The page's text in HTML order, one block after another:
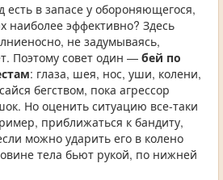
есть в запасе у обороняющегося,
наиболее эффективно? Здесь
не задумываясь,
Поэтому совет один — бей по
: глаза, шея, нос, уши, колени,
бегством, пока агрессор
Но оценить ситуацию все-таки
приближаться к бандиту,
можно ударить его в колено
тела бьют рукой, по нижней